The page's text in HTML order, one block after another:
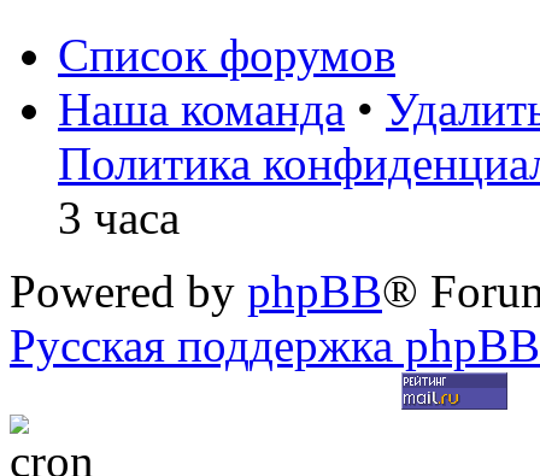
Список форумов
Наша команда •
Политика
3 часа
Powered by phpBB®
Русская поддержка phpBB